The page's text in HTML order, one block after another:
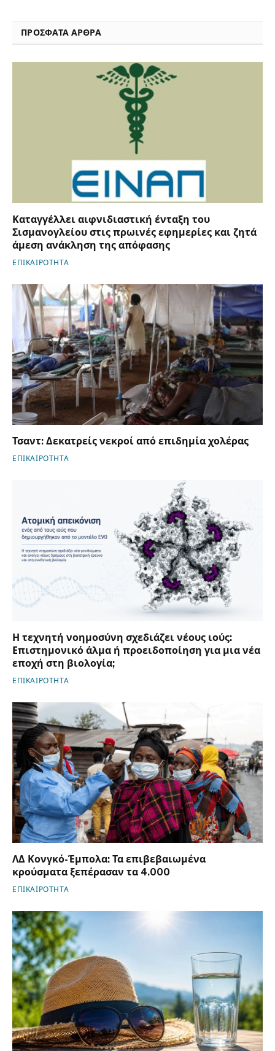
ΠΡΟΣΦΑΤΑ ΑΡΘΡΑ
Καταγγέλλει αιφνιδιαστική ένταξη του
Σισμανογλείου στις πρωινές εφημερίες και ζητά
άμεση ανάκληση της απόφασης
ΕΠΙΚΑΙΡΟΤΗΤΑ
Τσαντ: Δεκατρείς νεκροί από επιδημία χολέρας
ΕΠΙΚΑΙΡΟΤΗΤΑ
Η τεχνητή νοημοσύνη σχεδιάζει νέους ιούς:
Επιστημονικό άλμα ή προειδοποίηση για μια νέα
εποχή στη βιολογία;
ΕΠΙΚΑΙΡΟΤΗΤΑ
ΛΔ Κονγκό-Έμπολα: Τα επιβεβαιωμένα
κρούσματα ξεπέρασαν τα 4.000
ΕΠΙΚΑΙΡΟΤΗΤΑ